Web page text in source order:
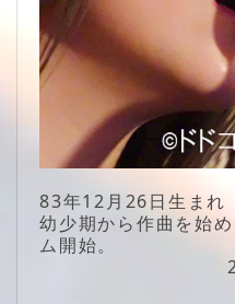
83年12月26日生まれ
幼少期から作曲を始
ム開始。
2019年に